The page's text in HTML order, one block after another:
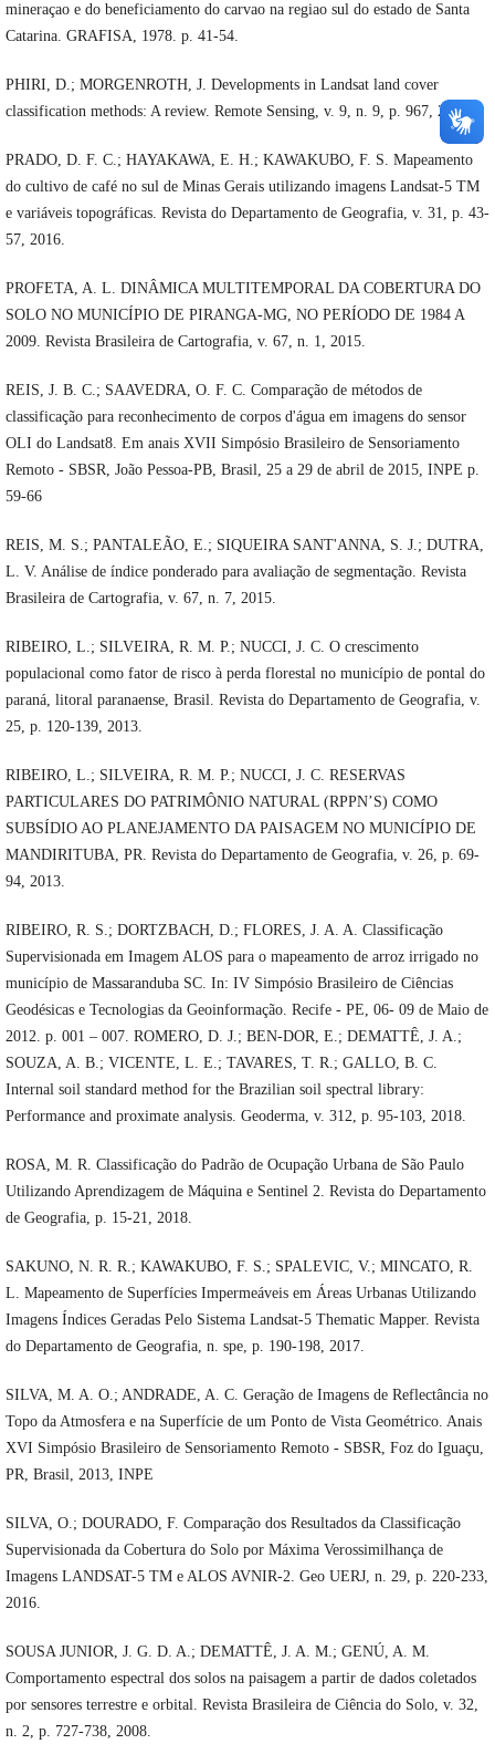
mineraçao e do beneficiamento do carvao na regiao sul do estado de Santa
Catarina. GRAFISA, 1978. p. 41-54.
PHIRI, D.; MORGENROTH, J. Developments in Landsat land cover
classification methods: A review. Remote Sensing, v. 9, n. 9, p. 967, 2017.
PRADO, D. F. C.; HAYAKAWA, E. H.; KAWAKUBO, F. S. Mapeamento
do cultivo de café no sul de Minas Gerais utilizando imagens Landsat-5 TM
e variáveis topográficas. Revista do Departamento de Geografia, v. 31, p. 43-
57, 2016.
PROFETA, A. L. DINÂMICA MULTITEMPORAL DA COBERTURA DO
SOLO NO MUNICÍPIO DE PIRANGA-MG, NO PERÍODO DE 1984 A
2009. Revista Brasileira de Cartografia, v. 67, n. 1, 2015.
REIS, J. B. C.; SAAVEDRA, O. F. C. Comparação de métodos de
classificação para reconhecimento de corpos d'água em imagens do sensor
OLI do Landsat8. Em anais XVII Simpósio Brasileiro de Sensoriamento
Remoto - SBSR, João Pessoa-PB, Brasil, 25 a 29 de abril de 2015, INPE p.
59-66
REIS, M. S.; PANTALEÃO, E.; SIQUEIRA SANT'ANNA, S. J.; DUTRA,
L. V. Análise de índice ponderado para avaliação de segmentação. Revista
Brasileira de Cartografia, v. 67, n. 7, 2015.
RIBEIRO, L.; SILVEIRA, R. M. P.; NUCCI, J. C. O crescimento
populacional como fator de risco à perda florestal no município de pontal do
paraná, litoral paranaense, Brasil. Revista do Departamento de Geografia, v.
25, p. 120-139, 2013.
RIBEIRO, L.; SILVEIRA, R. M. P.; NUCCI, J. C. RESERVAS
PARTICULARES DO PATRIMÔNIO NATURAL (RPPN’S) COMO
SUBSÍDIO AO PLANEJAMENTO DA PAISAGEM NO MUNICÍPIO DE
MANDIRITUBA, PR. Revista do Departamento de Geografia, v. 26, p. 69-
94, 2013.
RIBEIRO, R. S.; DORTZBACH, D.; FLORES, J. A. A. Classificação
Supervisionada em Imagem ALOS para o mapeamento de arroz irrigado no
município de Massaranduba SC. In: IV Simpósio Brasileiro de Ciências
Geodésicas e Tecnologias da Geoinformação. Recife - PE, 06- 09 de Maio de
2012. p. 001 – 007. ROMERO, D. J.; BEN-DOR, E.; DEMATTÊ, J. A.;
SOUZA, A. B.; VICENTE, L. E.; TAVARES, T. R.; GALLO, B. C.
Internal soil standard method for the Brazilian soil spectral library:
Performance and proximate analysis. Geoderma, v. 312, p. 95-103, 2018.
ROSA, M. R. Classificação do Padrão de Ocupação Urbana de São Paulo
Utilizando Aprendizagem de Máquina e Sentinel 2. Revista do Departamento
de Geografia, p. 15-21, 2018.
SAKUNO, N. R. R.; KAWAKUBO, F. S.; SPALEVIC, V.; MINCATO, R.
L. Mapeamento de Superfícies Impermeáveis em Áreas Urbanas Utilizando
Imagens Índices Geradas Pelo Sistema Landsat-5 Thematic Mapper. Revista
do Departamento de Geografia, n. spe, p. 190-198, 2017.
SILVA, M. A. O.; ANDRADE, A. C. Geração de Imagens de Reflectância no
Topo da Atmosfera e na Superfície de um Ponto de Vista Geométrico. Anais
XVI Simpósio Brasileiro de Sensoriamento Remoto - SBSR, Foz do Iguaçu,
PR, Brasil, 2013, INPE
SILVA, O.; DOURADO, F. Comparação dos Resultados da Classificação
Supervisionada da Cobertura do Solo por Máxima Verossimilhança de
Imagens LANDSAT-5 TM e ALOS AVNIR-2. Geo UERJ, n. 29, p. 220-233,
2016.
SOUSA JUNIOR, J. G. D. A.; DEMATTÊ, J. A. M.; GENÚ, A. M.
Comportamento espectral dos solos na paisagem a partir de dados coletados
por sensores terrestre e orbital. Revista Brasileira de Ciência do Solo, v. 32,
n. 2, p. 727-738, 2008.